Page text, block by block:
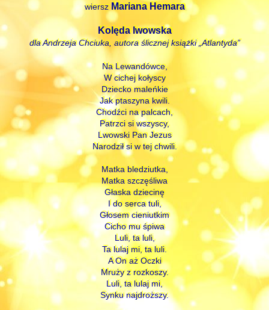
wierszMariana Hemara
Kolęda lwowska
dla Andrzeja Chciuka, autora ślicznej książki „Atlantyda”
Na Lewandówce,
W cichej kołyscy
Dziecko maleńkie
Jak ptaszyna kwili.
Chodźci na palcach,
Patrzci si wszyscy,
Lwowski Pan Jezus
Narodził si w tej chwili.
Matka bledziutka,
Matka szczęśliwa
Głaska dziecinę
I do serca tuli,
Głosem cieniutkim
Cicho mu śpiwa
Luli, ta luli,
Ta lulaj mi, ta luli.
A On aż Oczki
Mruży z rozkoszy.
Luli, ta lulaj mi,
Synku najdroższy.